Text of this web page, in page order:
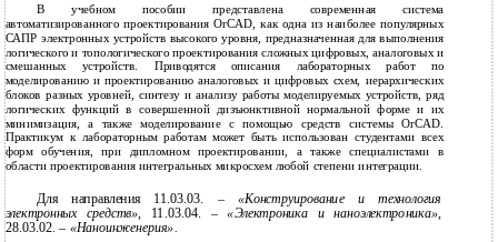
В учебном пособии представлена современная система
автоматизированного проектирования OrCAD, как одна из наиболее популярных
САПР электронных устройств высокого уровня, предназначенная для выполнения
логического и топологического проектирования сложных цифровых, аналоговых и
смешанных устройств. Приводятся описания лабораторных работ по
моделированию и проектированию аналоговых и цифровых схем, иерархических
блоков разных уровней, синтезу и анализу работы моделируемых устройств, ряд
логических функций в совершенной дизъюнктивной нормальной форме и их
минимизация, а также моделирование с помощью средств системы OrCAD.
Практикум к лабораторным работам может быть использован студентами всех
форм обучения, при дипломном проектировании, а также специалистами в
области проектирования интегральных микросхем любой степени интеграции.
Для направления 11.03.03. –«Конструирование и технология
электронных средств» , 11.03.04. –«Электроника и наноэлектроника»,
28.03.02. – «Наноинженерия».